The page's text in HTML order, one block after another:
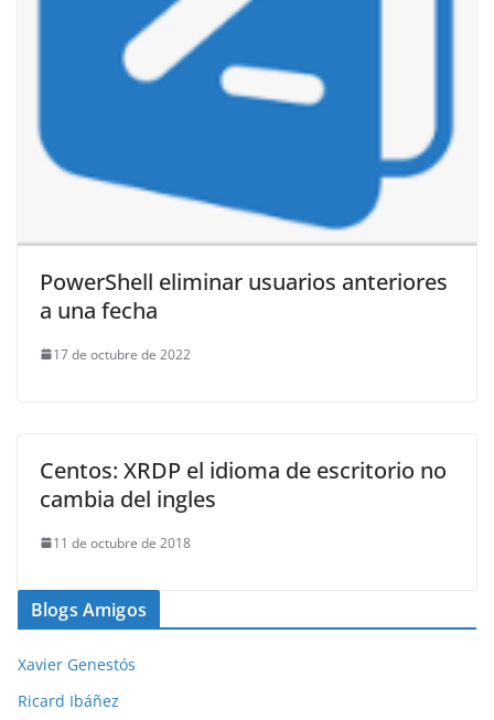
PowerShell eliminar usuarios anteriores
a una fecha
17 de octubre de 2022
Centos: XRDP el idioma de escritorio no
cambia del ingles
11 de octubre de 2018
Blogs Amigos
Xavier Genestós
Ricard Ibáñez